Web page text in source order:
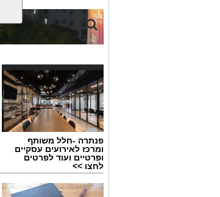
פנתרה -חלל משותף
ומרכז לאירועים עסקיים
ופרטיים ועוד לפרטים
לחצו >>